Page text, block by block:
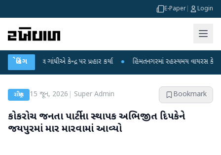
E-Paper Login
બ્રેકિંગ
રાહુલ ગાંધીએ કેન્દ્ર પર પ્રહાર કર્યા ● હિંમતનગરમાં રહસ્યમય વાયરસ કે ચાંદીપુરા?
રાષ્ટ્રીય 15 જૂન, 2026 Super Admin Bookmark
કોકરોચ જનતા પાર્ટીના સ્થાપક અભિજીત દિપકેને
જયપુરમાં માર મારવામાં આવ્યો